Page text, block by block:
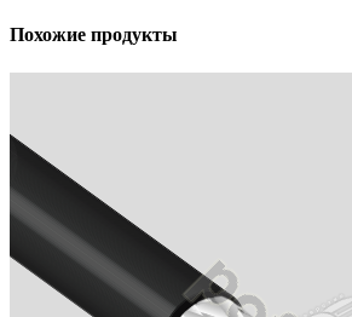
Похожие продукты